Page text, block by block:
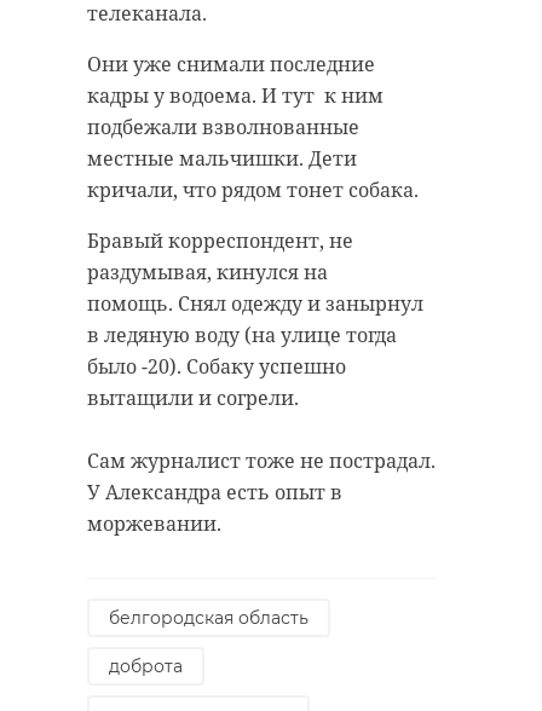
телеканала.
Они уже снимали последние
кадры у водоема. И тут к ним
подбежали взволнованные
местные мальчишки. Дети
кричали, что рядом тонет собака.
Бравый корреспондент, не
раздумывая, кинулся на
помощь. Снял одежду и занырнул
в ледяную воду (на улице тогда
было -20). Собаку успешно
вытащили и согрели.
Сам журналист тоже не пострадал.
У Александра есть опыт в
моржевании.
белгородская область
доброта